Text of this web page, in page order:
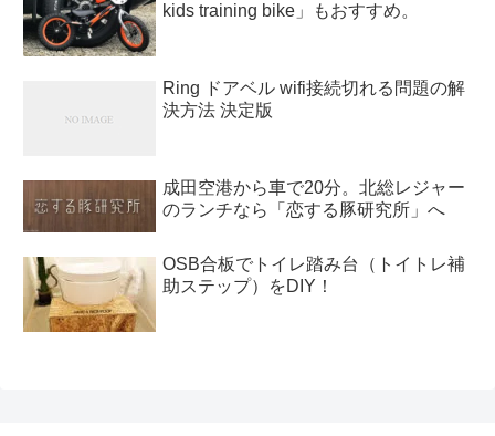
kids training bike」もおすすめ。
Ring ドアベル wifi接続切れる問題の解
決方法 決定版
成田空港から車で20分。北総レジャー
のランチなら「恋する豚研究所」へ
OSB合板でトイレ踏み台（トイトレ補
助ステップ）をDIY！